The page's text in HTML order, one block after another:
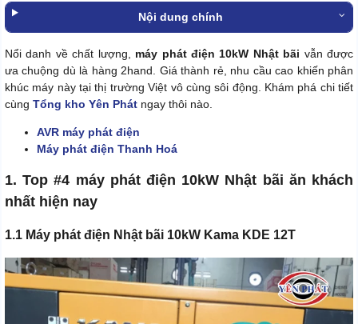
Nội dung chính
Nổi danh về chất lượng, máy phát điện 10kW Nhật bãi vẫn được
ưa chuộng dù là hàng 2hand. Giá thành rẻ, nhu cầu cao khiến phân
khúc máy này tại thị trường Việt vô cùng sôi động. Khám phá chi tiết
cùng Tổng kho Yên Phát ngay thôi nào.
AVR máy phát điện
Máy phát điện Thanh Hoá
1. Top #4 máy phát điện 10kW Nhật bãi ăn khách
nhất hiện nay
1.1 Máy phát điện Nhật bãi 10kW Kama KDE 12T